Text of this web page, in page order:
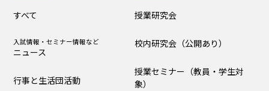
学校からｰ作成中
すべて
入試情報・セミナー情報など
ニュース
行事と生活団活動
授業研究会
校内研究会（公開あり）
授業セミナー（教員・学生対
象）